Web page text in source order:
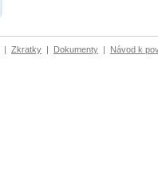
| Zkratky | Dokumenty | Návod k